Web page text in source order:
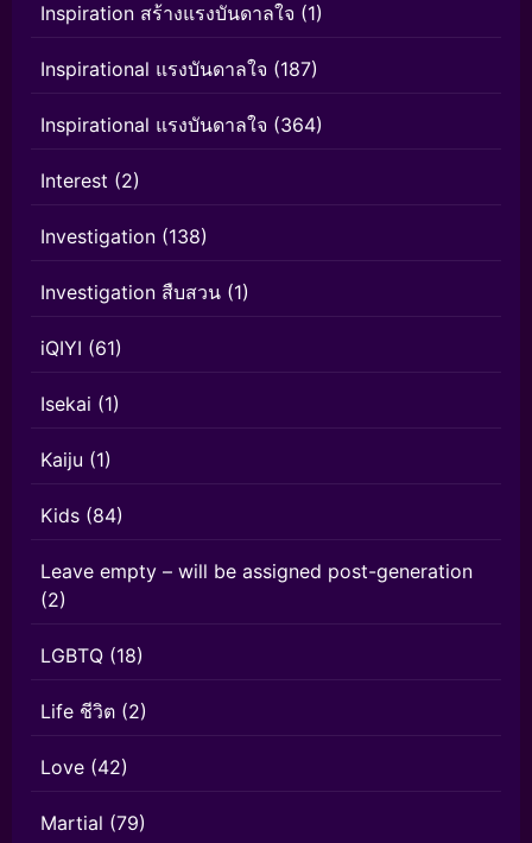
Inspiration สร้างแรงบันดาลใจ (1)
Inspirational แรงบันดาลใจ (187)
Inspirational แรงบันดาลใจ (364)
Interest (2)
Investigation (138)
Investigation สืบสวน (1)
iQIYI (61)
Isekai (1)
Kaiju (1)
Kids (84)
Leave empty – will be assigned post-generation
(2)
LGBTQ (18)
Life ชีวิต (2)
Love (42)
Martial (79)